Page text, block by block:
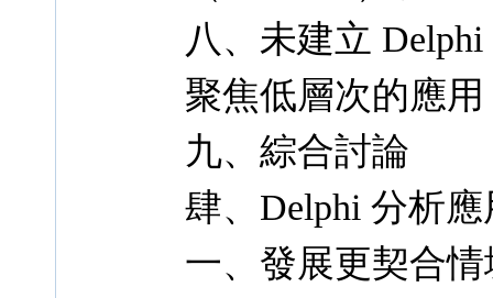
八、未建立
聚焦低層次的應用
九、綜合討論
肆、Delphi 分析
一、發展更契合